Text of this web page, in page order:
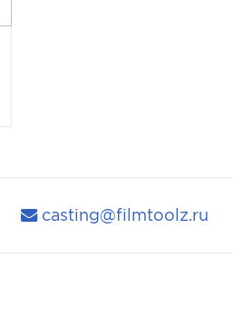
casting@filmtoolz.ru